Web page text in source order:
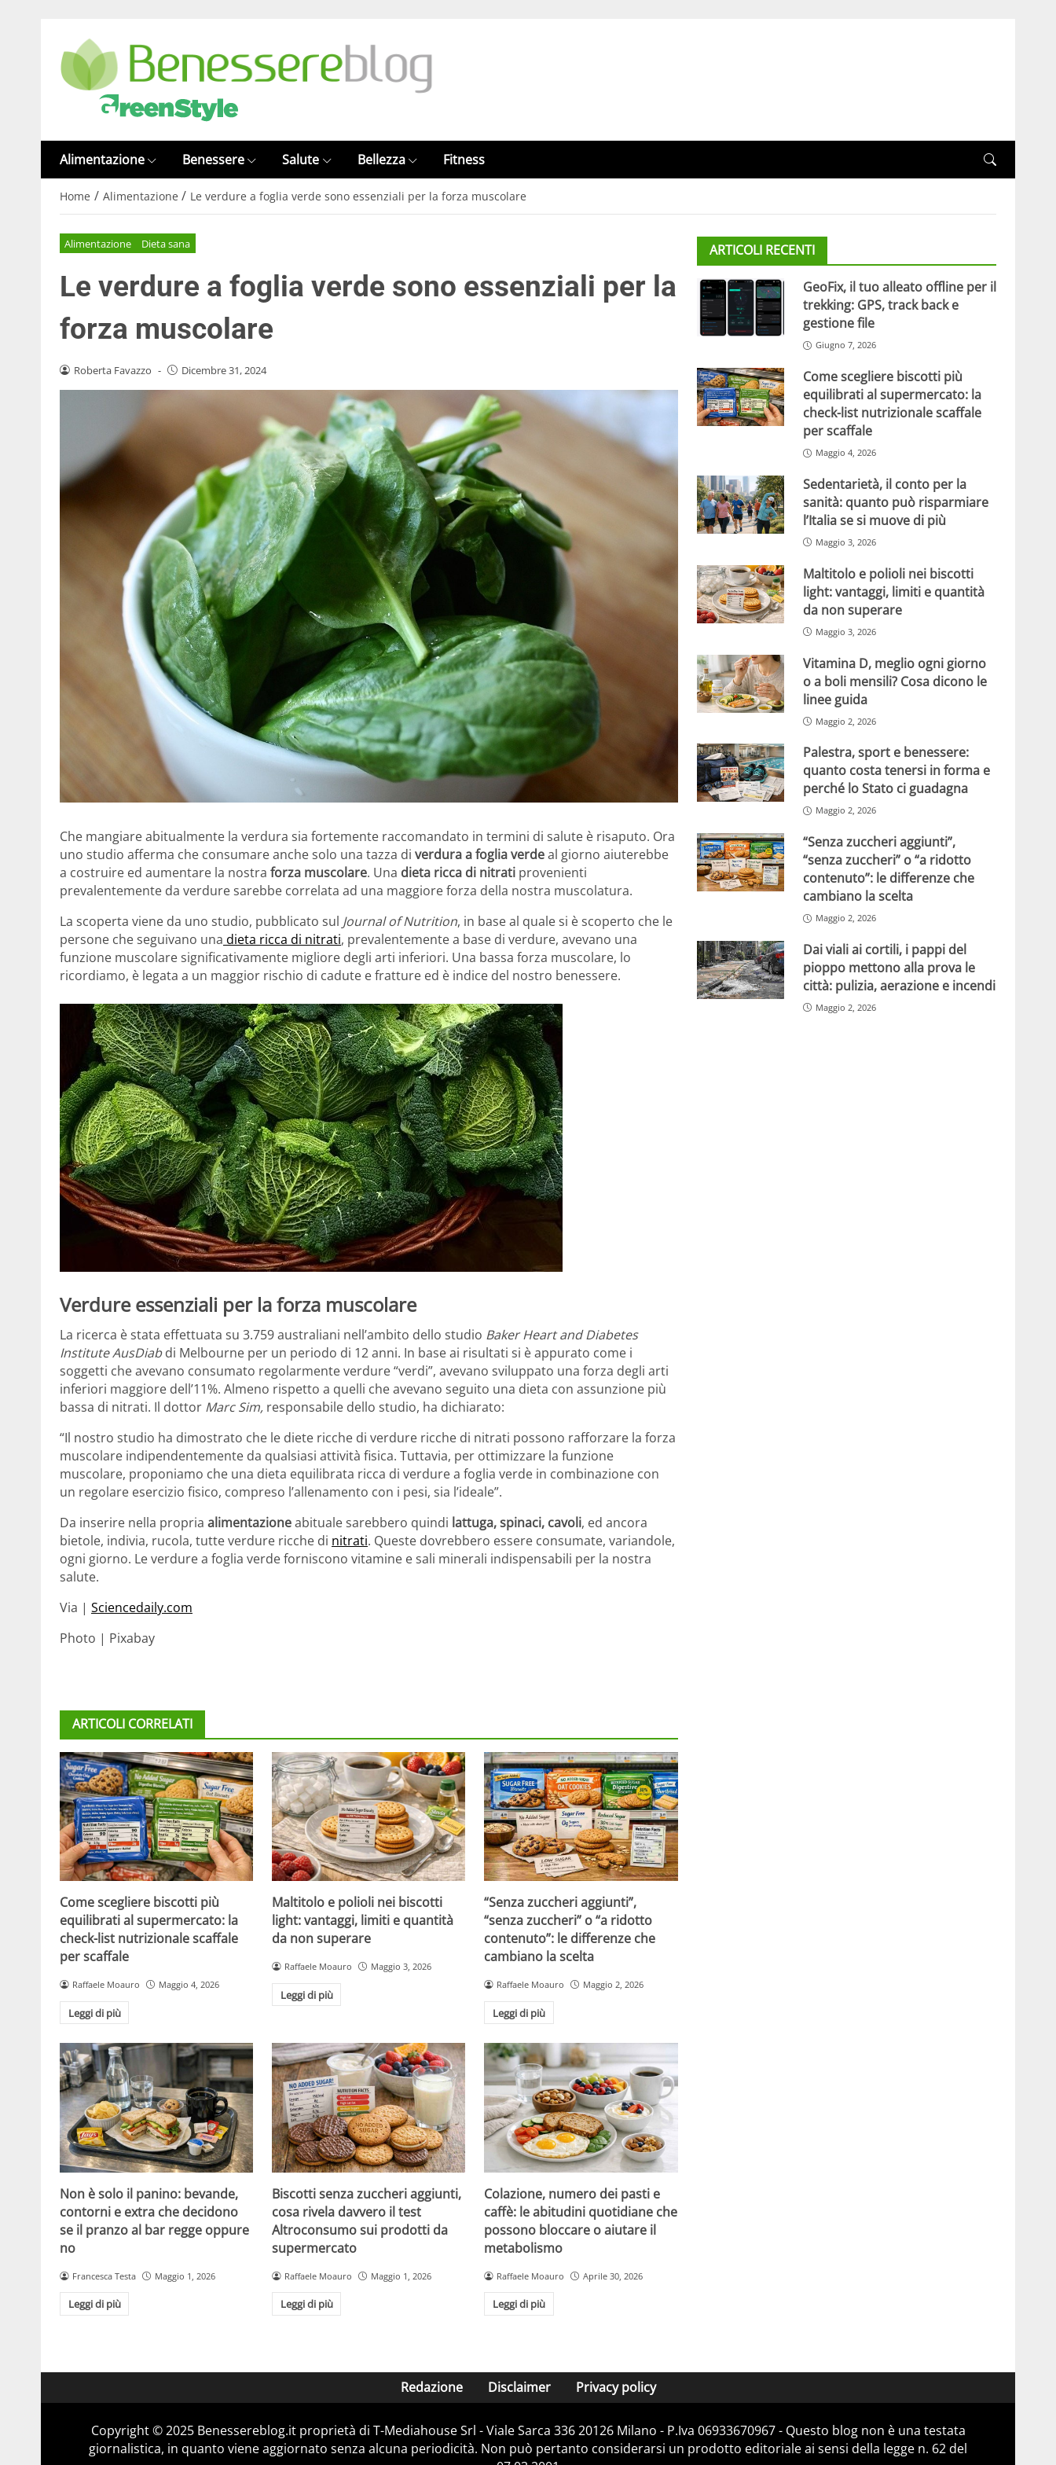
Alimentazione Benessere Salute Bellezza Fitness
Home / Alimentazione / Le verdure a foglia verde sono essenziali per la forza muscolare
Alimentazione Dieta sana
Le verdure a foglia verde sono essenziali per la
forza muscolare
Roberta Favazzo - Dicembre 31, 2024
Che mangiare abitualmente la verdura sia fortemente raccomandato in termini di salute è risaputo. Ora
uno studio afferma che consumare anche solo una tazza di verdura a foglia verdeal giorno aiuterebbe
a costruire ed aumentare la nostra forza muscolare. Una dieta ricca di nitrati provenienti
prevalentemente da verdure sarebbe correlata ad una maggiore forza della nostra muscolatura.
La scoperta viene da uno studio, pubblicato sul Journal of Nutrition, in base al quale si è scoperto che le
persone che seguivano una dieta ricca di nitrati, prevalentemente a base di verdure, avevano una
funzione muscolare significativamente migliore degli arti inferiori. Una bassa forza muscolare, lo
ricordiamo, è legata a un maggior rischio di cadute e fratture ed è indice del nostro benessere.
Verdure essenziali per la forza muscolare
La ricerca è stata effettuata su 3.759 australiani nell’ambito dello studio Baker Heart and Diabetes
Institute AusDiabdi Melbourne per un periodo di 12 anni. In base ai risultati si è appurato come i
soggetti che avevano consumato regolarmente verdure “verdi”, avevano sviluppato una forza degli arti
inferiori maggiore dell’11%. Almeno rispetto a quelli che avevano seguito una dieta con assunzione più
bassa di nitrati. Il dottor Marc Sim, responsabile dello studio, ha dichiarato:
“Il nostro studio ha dimostrato che le diete ricche di verdure ricche di nitrati possono rafforzare la forza
muscolare indipendentemente da qualsiasi attività fisica. Tuttavia, per ottimizzare la funzione
muscolare, proponiamo che una dieta equilibrata ricca di verdure a foglia verde in combinazione con
un regolare esercizio fisico, compreso l’allenamento con i pesi, sia l’ideale”.
Da inserire nella propria alimentazioneabituale sarebbero quindi lattuga, spinaci, cavoli, ed ancora
bietole, indivia, rucola, tutte verdure ricche di nitrati. Queste dovrebbero essere consumate, variandole,
ogni giorno. Le verdure a foglia verde forniscono vitamine e sali minerali indispensabili per la nostra
salute.
Via | Sciencedaily.com
Photo | Pixabay
ARTICOLI CORRELATI
Come scegliere biscotti più
equilibrati al supermercato: la
check-list nutrizionale scaffale
per scaffale
Raffaele Moauro Maggio 4, 2026
Leggi di più
Maltitolo e polioli nei biscotti
light: vantaggi, limiti e quantità
da non superare
Raffaele Moauro Maggio 3, 2026
Leggi di più
“Senza zuccheri aggiunti”,
“senza zuccheri” o “a ridotto
contenuto”: le differenze che
cambiano la scelta
Raffaele Moauro Maggio 2, 2026
Leggi di più
Non è solo il panino: bevande,
contorni e extra che decidono
se il pranzo al bar regge oppure
no
Francesca Testa Maggio 1, 2026
Leggi di più
Biscotti senza zuccheri aggiunti,
cosa rivela davvero il test
Altroconsumo sui prodotti da
supermercato
Raffaele Moauro Maggio 1, 2026
Leggi di più
Colazione, numero dei pasti e
caffè: le abitudini quotidiane che
possono bloccare o aiutare il
metabolismo
Raffaele Moauro Aprile 30, 2026
Leggi di più
ARTICOLI RECENTI
GeoFix, il tuo alleato offline per il
trekking: GPS, track back e
gestione file
Giugno 7, 2026
Come scegliere biscotti più
equilibrati al supermercato: la
check-list nutrizionale scaffale
per scaffale
Maggio 4, 2026
Sedentarietà, il conto per la
sanità: quanto può risparmiare
l’Italia se si muove di più
Maggio 3, 2026
Maltitolo e polioli nei biscotti
light: vantaggi, limiti e quantità
da non superare
Maggio 3, 2026
Vitamina D, meglio ogni giorno
o a boli mensili? Cosa dicono le
linee guida
Maggio 2, 2026
Palestra, sport e benessere:
quanto costa tenersi in forma e
perché lo Stato ci guadagna
Maggio 2, 2026
“Senza zuccheri aggiunti”,
“senza zuccheri” o “a ridotto
contenuto”: le differenze che
cambiano la scelta
Maggio 2, 2026
Dai viali ai cortili, i pappi del
pioppo mettono alla prova le
città: pulizia, aerazione e incendi
Maggio 2, 2026
Redazione Disclaimer Privacy policy
Copyright © 2025 Benessereblog.it proprietà di T-Mediahouse Srl - Viale Sarca 336 20126 Milano - P.Iva 06933670967 - Questo blog non è una testata
giornalistica, in quanto viene aggiornato senza alcuna periodicità. Non può pertanto considerarsi un prodotto editoriale ai sensi della legge n. 62 del